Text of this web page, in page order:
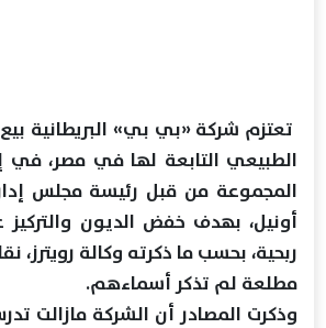
تعتزم شركة «بي بي» البريطانية
الطبيعي التابعة لها في مصر، في
المجموعة ⁠من قبل رئيسة مجلس
أونيل، بهدف خفض الديون والتركيز
ربحية، بحسب ما ذكرته وكالة رويترز،
مطلعة لم تذكر أسماءهم.
وذكرت المصادر ⁠أن الشركة مازالت